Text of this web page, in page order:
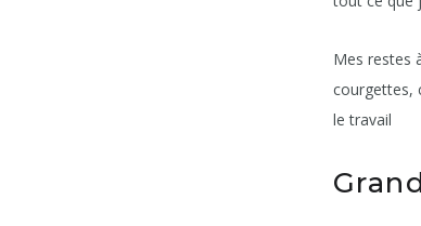
Mes restes
courgettes,
le travail